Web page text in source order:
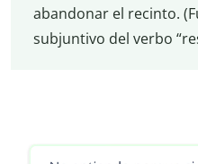
abandonar el recinto.
subjuntivo del verbo